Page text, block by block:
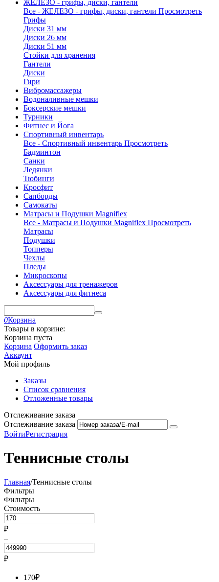
ЖЕЛЕЗО - грифы, диски, гантели
Все - ЖЕЛЕЗО - грифы, диски, гантели Просмотреть
Грифы
Диски 31 мм
Диски 26 мм
Диски 51 мм
Стойки для хранения
Гантели
Диски
Гири
Вибромассажеры
Водоналивные мешки
Боксерские мешки
Турники
Фитнес и Йога
Спортивный инвентарь
Все - Спортивный инвентарь Просмотреть
Бадминтон
Санки
Ледянки
Тюбинги
Кросфит
Сапборды
Самокаты
Матрасы и Подушки Magniflex
Все - Матрасы и Подушки Magniflex Просмотреть
Матрасы
Подушки
Топперы
Чехлы
Пледы
Микроскопы
Аксессуары для тренажеров
Аксессуары для фитнеса
0Корзина
Товары в корзине:
Корзина пуста
Корзина Оформить заказ
Аккаунт
Мой профиль
Заказы
Список сравнения
Отложенные товары
Отслеживание заказа
Отслеживание заказа
ВойтиРегистрация
Теннисные столы
Главная/Теннисные столы
Фильтры
Фильтры
Стоимость
₽
–
₽
170₽